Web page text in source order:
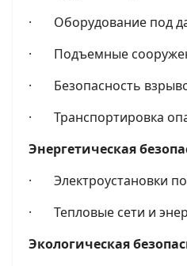
· Оборудование под
· Подъемные
· Безопасность
· Транспортировка
Энергетическая
· Электроустановки
· Тепловые сети и
Экологическая